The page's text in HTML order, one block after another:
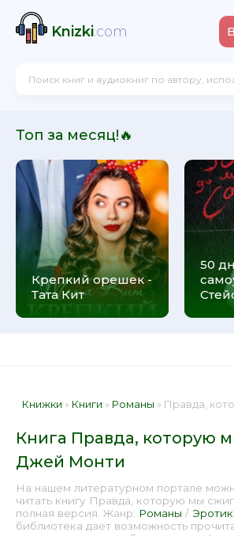
Knizki.com
Топ за месяц!🔥
Крепкий орешек -
Тата Кит
50
Книжки » Книги » Романы » Правда, которую мы сжигаем
Книга Правда, которую
Джей Монти
На нашем литературном портале
читать книгу Правда, которую мы
полная версия. Жанр: Романы /
библиотека дает возможность